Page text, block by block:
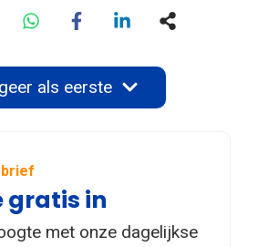
als eerste
gratis in
met onze dagelijkse